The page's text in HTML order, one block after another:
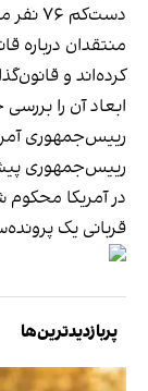
دست‌کم ۷۶ نفر منجر شده است.
منتقدان درباره
کرده‌اند و
ابعاد آن را
رییس‌جمهوری
رییس‌جمهوری
در آمریکا محکوم
قربانی یک
پربازدیدترین‌ها